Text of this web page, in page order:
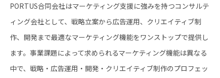
PORTUS合同会社はマーケティング支援に強みを持つコンサルテ
ィング会社として、戦略立案から広告運用、クリエイティブ制
作、開発まで最適なマーケティング機能をワンストップで提供し
ます。事業課題によって求められるマーケティング機能は異なる
中で、戦略・広告運用・開発・クリエイティブ制作のプロフェッ